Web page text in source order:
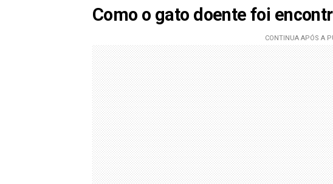
Como o gato doente foi